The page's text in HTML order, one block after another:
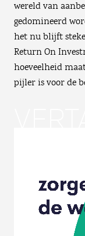
wereld van
gedomineerd
het nu blijft
Return On
hoeveelheid
pijler is voor de